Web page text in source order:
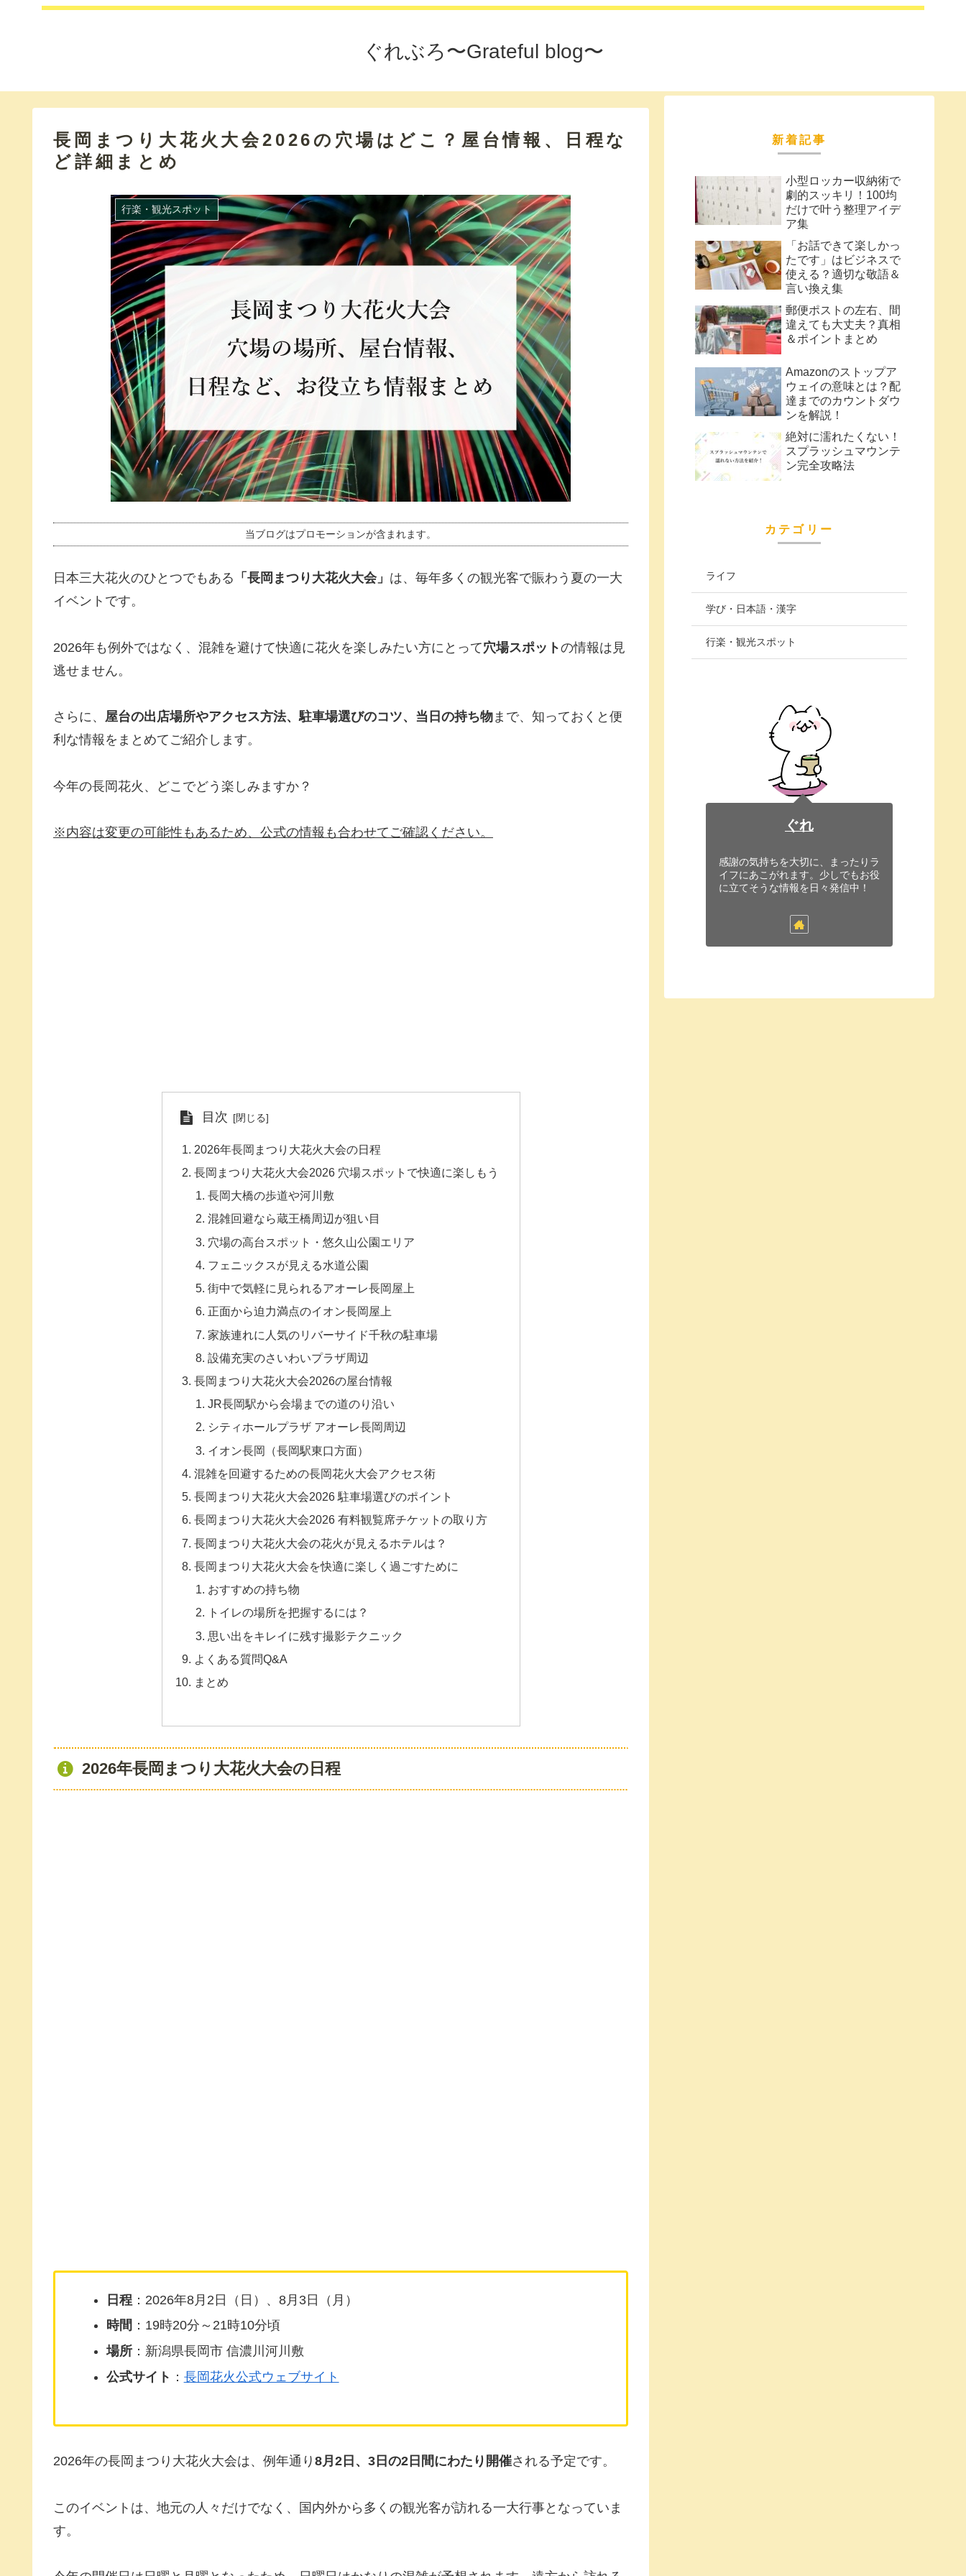
ぐれぶろ〜Grateful blog〜
長岡まつり大花火大会2026の穴場はどこ？屋台情報、日程な
ど詳細まとめ
行楽・観光スポット
当ブログはプロモーションが含まれます。
日本三大花火のひとつでもある 「長岡まつり大花火大会」 は、毎年多くの観光客で賑わう夏の一大
イベントです。
2026年も例外ではなく、混雑を避けて快適に花火を楽しみたい方にとって穴場スポットの情報は見
逃せません。
さらに、 屋台の出店場所やアクセス方法、駐車場選びのコツ、当日の持ち物まで、知っておくと便
利な情報をまとめてご紹介します。
今年の長岡花火、どこでどう楽しみますか？
※内容は変更の可能性もあるため、公式の情報も合わせてご確認ください。
目次
2026年長岡まつり大花火大会の日程
長岡まつり大花火大会2026 穴場スポットで快適に楽しもう
長岡大橋の歩道や河川敷
混雑回避なら蔵王橋周辺が狙い目
穴場の高台スポット・悠久山公園エリア
フェニックスが見える水道公園
街中で気軽に見られるアオーレ長岡屋上
正面から迫力満点のイオン長岡屋上
家族連れに人気のリバーサイド千秋の駐車場
設備充実のさいわいプラザ周辺
長岡まつり大花火大会2026の屋台情報
JR長岡駅から会場までの道のり沿い
シティホールプラザ アオーレ長岡周辺
イオン長岡（長岡駅東口方面）
混雑を回避するための長岡花火大会アクセス術
長岡まつり大花火大会2026 駐車場選びのポイント
長岡まつり大花火大会2026 有料観覧席チケットの取り方
長岡まつり大花火大会の花火が見えるホテルは？
長岡まつり大花火大会を快適に楽しく過ごすために
おすすめの持ち物
トイレの場所を把握するには？
思い出をキレイに残す撮影テクニック
よくある質問Q&A
まとめ
2026年長岡まつり大花火大会の日程
日程：2026年8月2日（日）、8月3日（月）
時間 ：19時20分～21時10分頃
場所：新潟県長岡市 信濃川河川敷
公式サイト ： 長岡花火公式ウェブサイト
2026年の長岡まつり大花火大会は、例年通り 8月2日、3日の2日間にわたり開催される予定です。
このイベントは、地元の人々だけでなく、国内外から多くの観光客が訪れる一大行事となっていま
す。
新着記事
小型ロッカー収納術で
劇的スッキリ！100均
だけで叶う整理アイデ
ア集
「お話できて楽しかっ
たです」はビジネスで
使える？適切な敬語＆
言い換え集
郵便ポストの左右、間
違えても大丈夫？真相
＆ポイントまとめ
Amazonのストップア
ウェイの意味とは？配
達までのカウントダウ
ンを解説！
絶対に濡れたくない！
スプラッシュマウンテ
ン完全攻略法
カテゴリー
ライフ
学び・日本語・漢字
行楽・観光スポット
ぐれ
感謝の気持ちを大切に、まったりラ
イフにあこがれます。少しでもお役
に立てそうな情報を日々発信中！